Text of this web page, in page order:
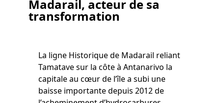
Madarail, acteur de sa
transformation
La ligne Historique de Madarail reliant
Tamatave sur la côte à Antanarivo la
capitale au cœur de l’île a subi une
baisse importante depuis 2012 de